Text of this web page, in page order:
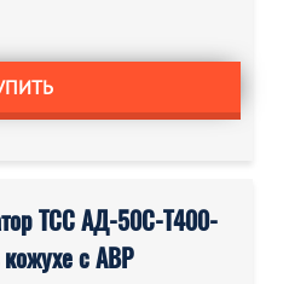
ТСС АД-50С-Т400-
с АВР